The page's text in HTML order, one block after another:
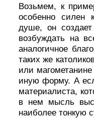
Возьмем, к
особенно силен
душе, он создает
возбуждать на
аналогичное
таких же
или
иную форму. А
материалиста,
в нем мысль
наиболее тонкую